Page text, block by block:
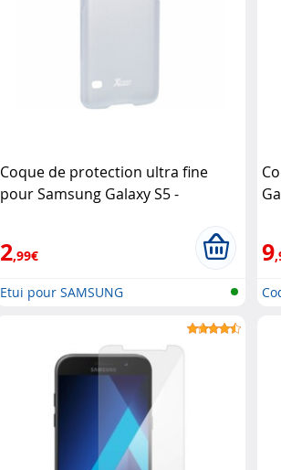
Coque de protection ultra fine
pour Samsung Galaxy S5 -
2,99€
Etui pour SAMSUNG
9